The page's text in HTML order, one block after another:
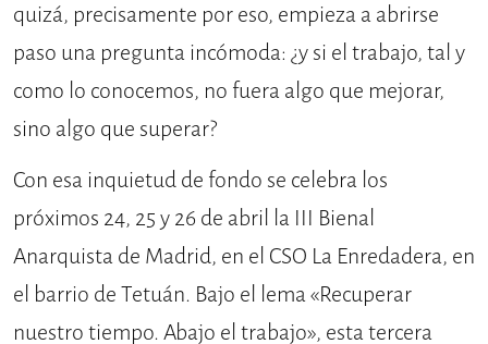
quizá, precisamente por eso, empieza a abrirse
paso una pregunta incómoda: ¿y si el trabajo, tal y
como lo conocemos, no fuera algo que mejorar,
sino algo que superar?
Con esa inquietud de fondo se celebra los
próximos 24, 25 y 26 de abril la III Bienal
Anarquista de Madrid, en el CSO La Enredadera, en
el barrio de Tetuán. Bajo el lema «Recuperar
nuestro tiempo. Abajo el trabajo», esta tercera